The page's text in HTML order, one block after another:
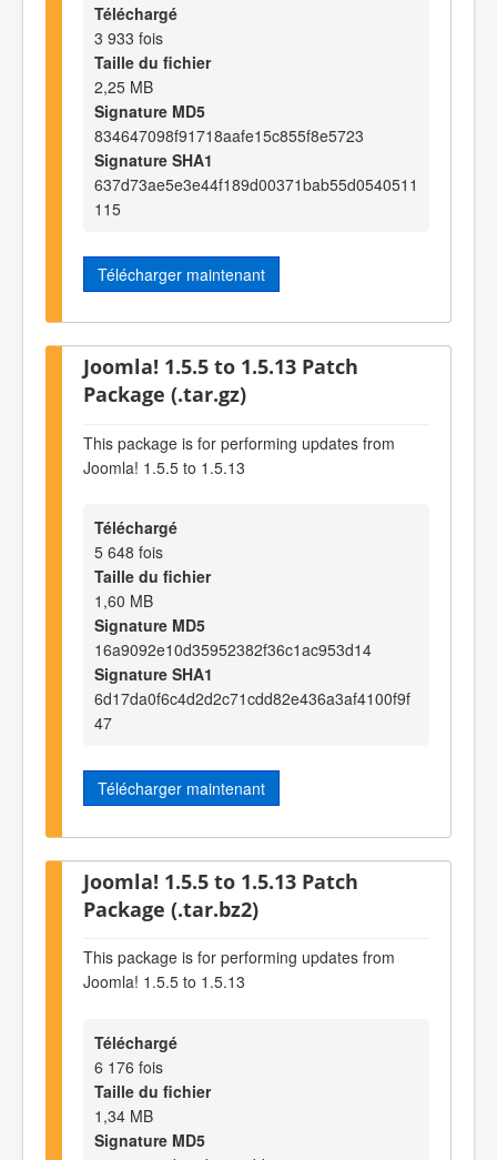
Téléchargé
3 933 fois
Taille du fichier
2,25 MB
Signature MD5
834647098f91718aafe15c855f8e5723
Signature SHA1
637d73ae5e3e44f189d00371bab55d0540511
115
Télécharger maintenant
Joomla! 1.5.5 to 1.5.13 Patch
Package (.tar.gz)
This package is for performing updates from
Joomla! 1.5.5 to 1.5.13
Téléchargé
5 648 fois
Taille du fichier
1,60 MB
Signature MD5
16a9092e10d35952382f36c1ac953d14
Signature SHA1
6d17da0f6c4d2d2c71cdd82e436a3af4100f9f
47
Télécharger maintenant
Joomla! 1.5.5 to 1.5.13 Patch
Package (.tar.bz2)
This package is for performing updates from
Joomla! 1.5.5 to 1.5.13
Téléchargé
6 176 fois
Taille du fichier
1,34 MB
Signature MD5